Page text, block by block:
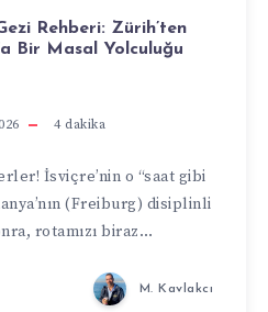
Rehberi: Zürih’ten
Bir Masal Yolculuğu
4dakika
İsviçre’nin o “saat gibi
(Freiburg) disiplinli
rotamızı biraz…
M. Kavlakcı